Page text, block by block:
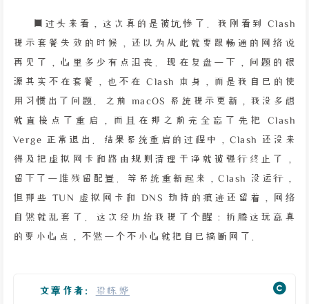
回过头来看，这次真的是被坑惨了。我刚看到 Clash
提示套餐失效的时候，还以为从此就要跟畅通的网络说
再见了，心里多少有点沮丧。现在复盘一下，问题的根
源其实不在套餐，也不在 Clash 本身，而是我自己的使
用习惯出了问题。之前 macOS 系统提示更新，我没多想
就直接点了重启，而且在那之前完全忘了先把 Clash
Verge 正常退出。结果系统重启的过程中，Clash 还没来
得及把虚拟网卡和路由规则清理干净就被强行终止了，
留下了一堆残留配置。等系统重新起来，Clash 没运行，
但那些 TUN 虚拟网卡和 DNS 劫持的痕迹还留着，网络
自然就乱套了。这次经历给我提了个醒：折腾这玩意真
的要小心点，不然一个不小心就把自己搞断网了。
文章作者:
梁栋烨